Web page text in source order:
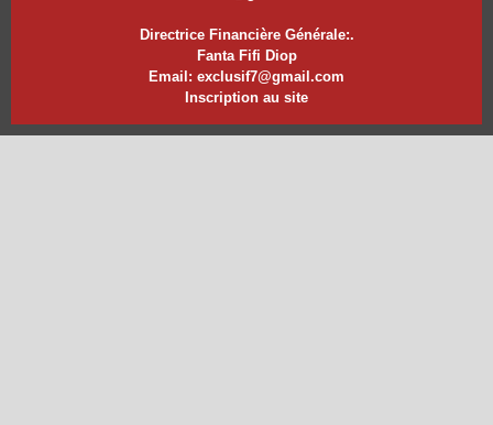
Directrice Financière Générale:.
Fanta Fifi Diop
Email: exclusif7@gmail.com
Inscription au site